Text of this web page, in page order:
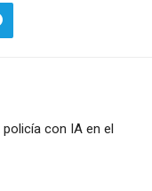
con IA en el